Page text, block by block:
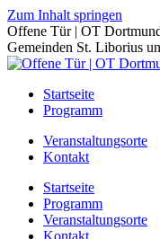
Zum Inhalt springen
Offene Tür | OT
Gemeinden St. Liborius
Startseite
Programm
Veranstaltungsorte
Kontakt
Startseite
Programm
Veranstaltungsorte
Kontakt